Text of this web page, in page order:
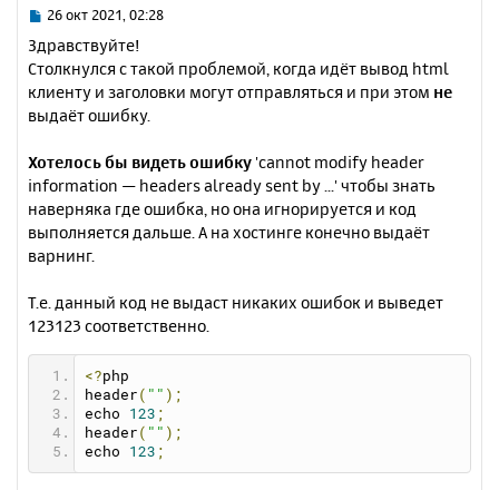
С
о
б
щ
е
е
26 окт 2021, 02:28
Здравствуйте!
Столкнулся с такой проблемой, когда идёт вывод html
клиенту и заголовки могут отправляться и при этом не
выдаёт ошибку.
Хотелось бы видеть ошибку 'cannot modify header
information — headers already sent by ...' чтобы знать
наверняка где ошибка, но она игнорируется и код
выполняется дальше. А на хостинге конечно выдаёт
варнинг.
Т.е. данный код не выдаст никаких ошибок и выведет
123123 соответственно.
<?php
header ( "" );
echo 123 ;
header ( "" );
echo 123 ;